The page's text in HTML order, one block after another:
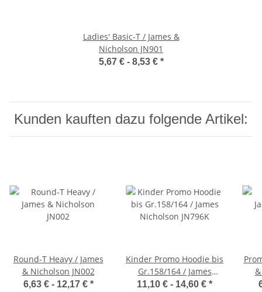
Ladies' Basic-T / James &
Nicholson JN901
5,67 € - 8,53 € *
Kunden kauften dazu folgende Artikel:
Round-T Heavy / James
& Nicholson JN002
6,63 € - 12,17 € *
Kinder Promo Hoodie bis
Gr.158/164 / James
Nicholson JN796K
11,10 € - 14,60 € *